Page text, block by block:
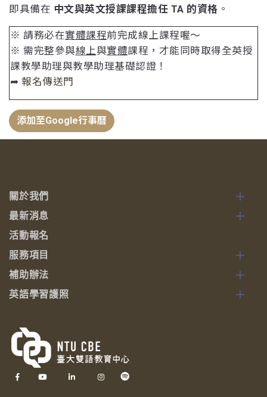
即具備在 中文與英文授課課程擔任 TA 的資格 。
※ 請務必在實體課程前完成線上課程喔～
※ 需完整參與線上與實體課程，才能同時取得全英授
課教學助理與教學助理基礎認證！
➦ 報名傳送門
添加至Google行事曆
關於我們
最新消息
活動報名
服務項目
補助辦法
英語學習護照